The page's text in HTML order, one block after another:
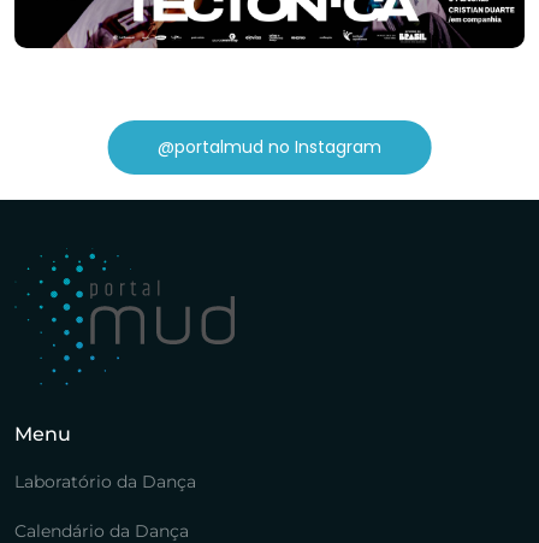
@portalmud no Instagram
Menu
Laboratório da Dança
Calendário da Dança